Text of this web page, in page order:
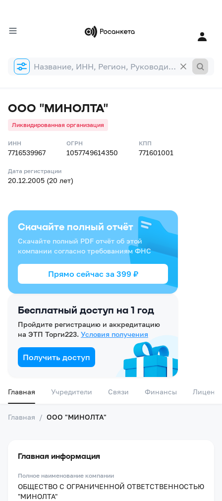
Форма
поиска
ООО "МИНОЛТА"
Ликвидированная организация
ИНН
7716539967
ОГРН
1057749614350
КПП
771601001
Дата регистрации
20.12.2005 (20 лет)
Бесплатный доступ на 1 год
Пройдите регистрацию и аккредитацию
на ЭТП Торги223. Условия получения
Получить доступ
Скачайте полный отчёт
Скачайте полный PDF отчёт об этой
компании согласно требованиям ФНС
Прямо сейчас за 399 ₽
Главная Учредители Связи Финансы
Главная / ООО "МИНОЛТА"
Главная информация
Полное наименование компании
ОБЩЕСТВО С ОГРАНИЧЕННОЙ ОТВЕТСТВЕННОСТЬЮ
"МИНОЛТА"